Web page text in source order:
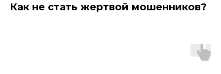
Как не стать жертвой мошенников?